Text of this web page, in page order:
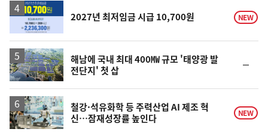
락
2027년 최저임금 시급 10,700원 NEW
해남에 국내 최대 400㎿ 규모 '태양광 발
전단지' 첫 삽
일
철강·석유화학 등 주력산업 AI 제조 혁
신…잠재성장률 높인다
NEW